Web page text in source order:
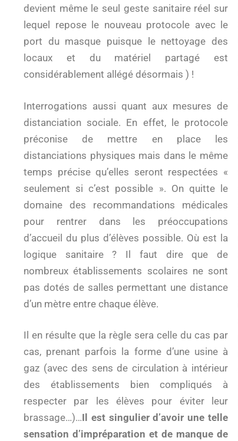
devient même le seul geste sanitaire réel sur
lequel repose le nouveau protocole avec le
port du masque puisque le nettoyage des
locaux et du matériel partagé est
considérablement allégé désormais ) !
Interrogations aussi quant aux mesures de
distanciation sociale. En effet, le protocole
préconise de mettre en place les
distanciations physiques mais dans le même
temps précise qu’elles seront respectées «
seulement si c’est possible ». On quitte le
domaine des recommandations médicales
pour rentrer dans les préoccupations
d’accueil du plus d’élèves possible. Où est la
logique sanitaire ? Il faut dire que de
nombreux établissements scolaires ne sont
pas dotés de salles permettant une distance
d’un mètre entre chaque élève.
Il en résulte que la règle sera celle du cas par
cas, prenant parfois la forme d’une usine à
gaz (avec des sens de circulation à intérieur
des établissements bien compliqués à
respecter par les élèves pour éviter leur
brassage…)…Il est singulier d’avoir une telle
sensation d’impréparation et de manque de